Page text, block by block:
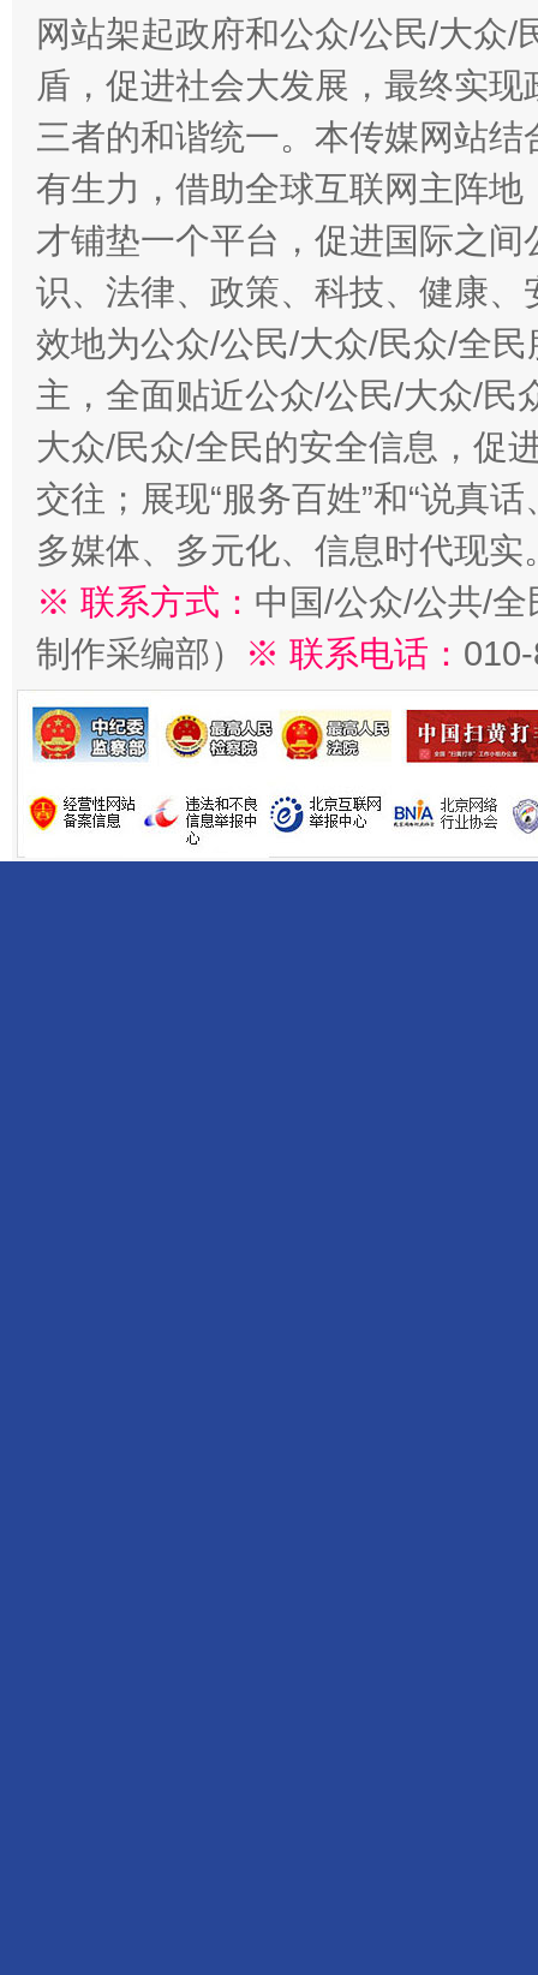
网站架起政府和公众/公民/大众
盾，促进社会大发展，最终实
三者的和谐统一。本传媒网站
有生力，借助全球互联网主阵
才铺垫一个平台，促进国际之
识、法律、政策、科技、健康
效地为公众/公民/大众/民众/全
主，全面贴近公众/公民/大众/民
大众/民众/全民的安全信息，促
交往；展现“服务百姓”和“说真
多媒体、多元化、信息时代现实
※ 联系方式： 中国/公众/公共/
制作采编部）
※ 联系电话：